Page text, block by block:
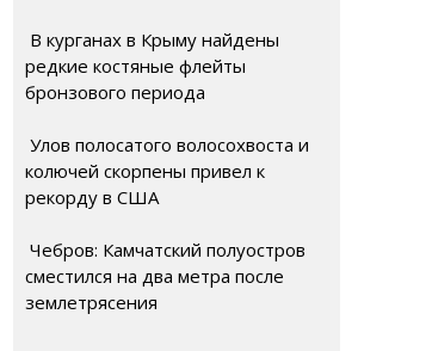
В курганах в Крыму найдены
редкие костяные флейты
бронзового периода
Улов полосатого волосохвоста и
колючей скорпены привел к
рекорду в США
Чебров: Камчатский полуостров
сместился на два метра после
землетрясения